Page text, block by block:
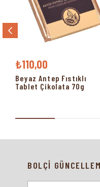
₺110,00
Beyaz Antep Fıstıklı
Tablet Çikolata 70g
BOLÇİ